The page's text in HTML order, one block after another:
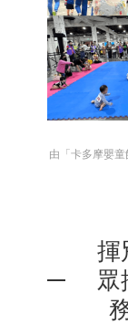
由「卡多摩嬰
揮
眾